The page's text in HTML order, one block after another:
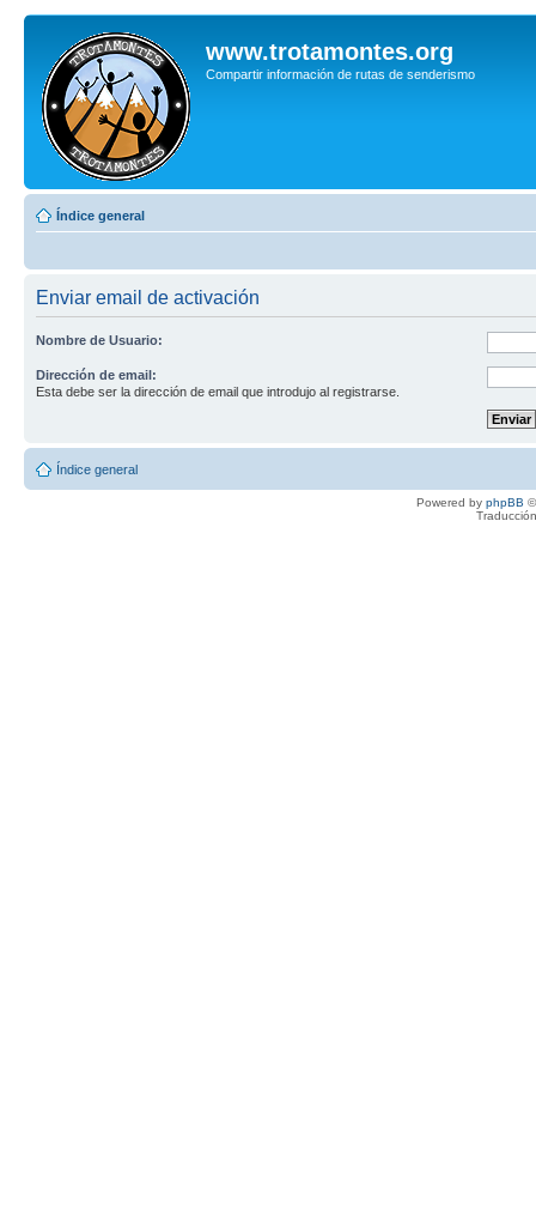
www.trotamontes.org
Compartir información de rutas de senderismo
Índice general
Enviar email de activación
Nombre de Usuario:
Dirección de email:
Esta debe ser la dirección de email que introdujo al registrarse.
Índice general
Powered by phpBB